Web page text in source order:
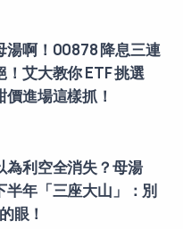
湯啊！00878 降息三連
艾大教你 ETF 挑選
價進場這樣抓！
為利空全消失？母湯
半年「三座大山」：別
眼！